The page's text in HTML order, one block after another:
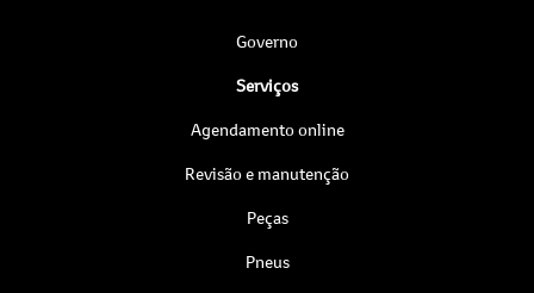
Governo
Serviços
Agendamento online
Revisão e manutenção
Peças
Pneus